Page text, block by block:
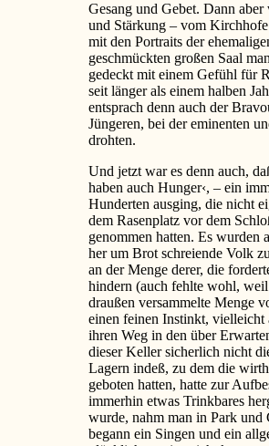
Gesang und Gebet. Dann
und Stärkung – vom
mit den Portraits der
geschmückten großen Saal
gedeckt mit einem Gefühl für
seit länger als einem halben
entsprach denn auch der
Jüngeren, bei der eminenten
drohten.
Und jetzt war es denn auch,
haben auch Hunger‹, – ein
Hunderten ausging, die nicht
dem Rasenplatz vor dem
genommen hatten. Es wurden
her um Brot schreiende Volk
an der Menge derer, die
hindern (auch fehlte wohl,
draußen versammelte Menge
einen feinen Instinkt,
ihren Weg in den über
dieser Keller sicherlich nicht
Lagern indeß, zu dem die
geboten hatten, hatte zur
immerhin etwas Trinkbares
wurde, nahm man in Park und
begann ein Singen und ein